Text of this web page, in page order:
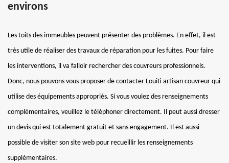
environs
Les toits des immeubles peuvent présenter des problèmes. En effet, il est
très utile de réaliser des travaux de réparation pour les fuites. Pour faire
les interventions, il va falloir rechercher des couvreurs professionnels.
Donc, nous pouvons vous proposer de contacter Louiti artisan couvreur qui
utilise des équipements appropriés. Si vous voulez des renseignements
complémentaires, veuillez le téléphoner directement. Il peut aussi dresser
un devis qui est totalement gratuit et sans engagement. Il est aussi
possible de visiter son site web pour recueillir les renseignements
supplémentaires.